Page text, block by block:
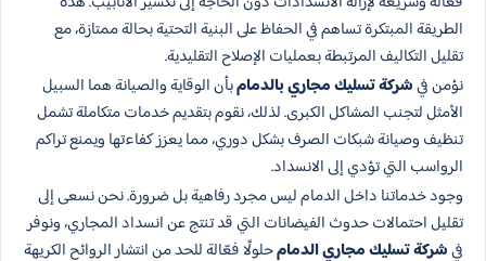
الطريقة المبتكرة تساهم في الحفاظ على البنية التحتية بحالة ممتازة، مع
تقليل التكاليف المرتبطة بعمليات الإصلاح التقليدية.
نؤمن فيشركة تسليك مجاري بالدمامبأن الوقاية والصيانة هما السبيل
الأمثل لتجنب المشاكل الكبرى. لذلك، نقوم بتقديم خدمات متكاملة تشمل
تنظيف وصيانة شبكات الصرف بشكل دوري، مما يعزز كفاءتها ويمنع تراكم
الرواسب التي تؤدي إلى الانسداد.
وجود خدماتنا داخل الدمام ليس مجرد رفاهية بل ضرورة. نحن نسعى إلى
تقليل احتمالات حدوث الفيضانات التي قد تنتج عن انسداد المجاري، ونوفر
فيشركة تسليك مجاري الدمامحلولًا فعّالة للحد من انتشار الروائح الكريهة